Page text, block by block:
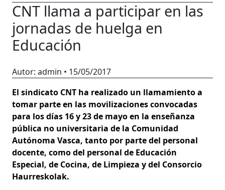
CNT llama a participar en las
jornadas de huelga en
Educación
Autor: admin • 15/05/2017
El sindicato CNT ha realizado un llamamiento a
tomar parte en las movilizaciones convocadas
para los días 16 y 23 de mayo en la enseñanza
pública no universitaria de la Comunidad
Autónoma Vasca, tanto por parte del personal
docente, como del personal de Educación
Especial, de Cocina, de Limpieza y del Consorcio
Haurreskolak.